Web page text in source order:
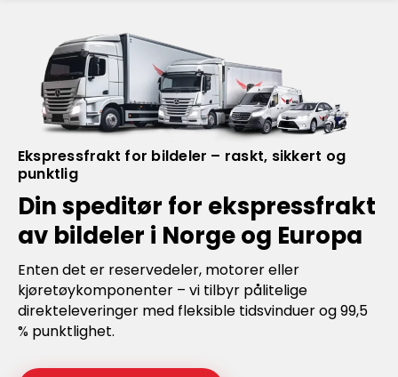
Ekspressfrakt for bildeler – raskt, sikkert og
punktlig
Din speditør for ekspressfrakt
av bildeler i Norge og Europa
Enten det er reservedeler, motorer eller
kjøretøykomponenter – vi tilbyr pålitelige
direkteleveringer med fleksible tidsvinduer og 99,5
% punktlighet.